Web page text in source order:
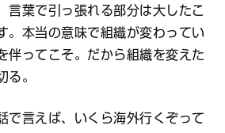
葉で引っ張れる部分は大したこ
。本当の意味で組織が変わってい
伴ってこそ。だから組織を変えた
る。
言えば、いくら海外行くぞって